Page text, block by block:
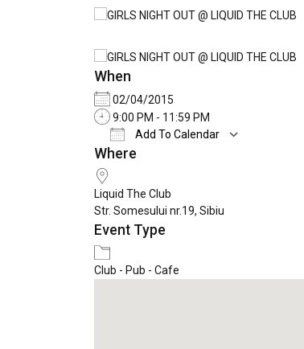
When
02/04/2015
9:00 PM - 11:59 PM
Add To Calendar
Download ICS
Where
Liquid The Club
Str. Somesului nr.19, Sibiu
Event Type
Club - Pub - Cafe